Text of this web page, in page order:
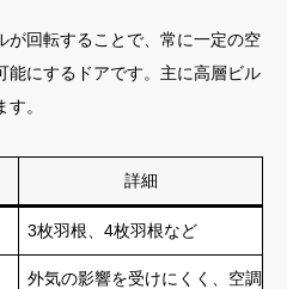
が回転することで、常に一定の空
能にするドアです。主に高層ビル
。
詳細
3枚羽根、4枚羽根など
外気の影響を受けにくく、空調効